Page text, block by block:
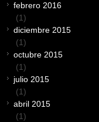
febrero 2016
(1)
diciembre 2015
(1)
octubre 2015
(1)
julio 2015
(1)
abril 2015
(1)